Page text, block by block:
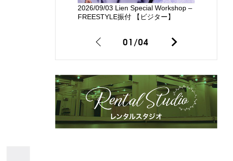
2026/09/03 Lien Special Workshop –
FREESTYLE振付 【ビジター】
01/04